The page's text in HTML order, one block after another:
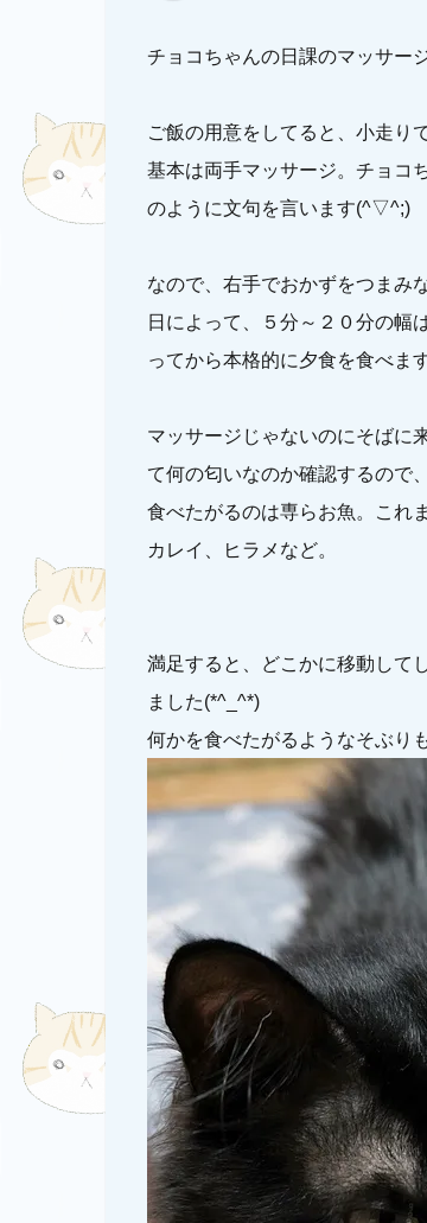
チョコちゃんの日課のマッサー
ご飯の用意をしてると、小走り
基本は両手マッサージ。チョコ
のように文句を言います(^▽^;)
なので、右手でおかずをつまみ
日によって、５分～２０分の幅
ってから本格的に夕食を食べます
マッサージじゃないのにそばに
て何の匂いなのか確認するので
食べたがるのは専らお魚。これ
カレイ、ヒラメなど。
満足すると、どこかに移動して
ました(*^_^*)
何かを食べたがるようなそぶり